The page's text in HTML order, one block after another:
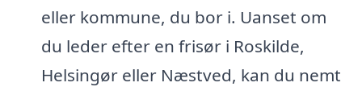
eller kommune, du bor i. Uanset om
du leder efter en frisør i Roskilde,
Helsingør eller Næstved, kan du nemt